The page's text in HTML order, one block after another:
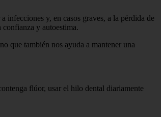
infecciones y, en casos graves, a la pérdida de
y autoestima.
que también nos ayuda a mantener una
flúor, usar el hilo dental diariamente